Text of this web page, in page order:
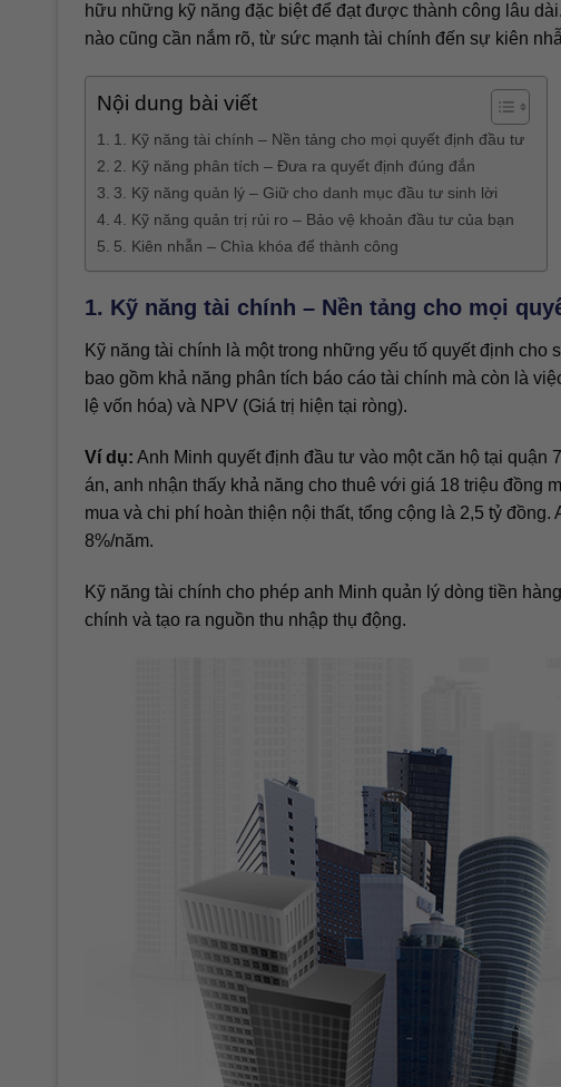
hữu những kỹ năng đặc biệt để đạt được thành công lâu
nào cũng cần nắm rõ, từ sức mạnh tài chính đến sự kiên
Nội dung bài viết
1. Kỹ năng tài chính – Nền tảng cho mọi quyết định đầu tư
2. Kỹ năng phân tích – Đưa ra quyết định đúng đắn
3. Kỹ năng quản lý – Giữ cho danh mục đầu tư sinh lời
4. Kỹ năng quản trị rủi ro – Bảo vệ khoản đầu tư của bạn
5. Kiên nhẫn – Chìa khóa để thành công
1. Kỹ năng tài chính – Nền tảng cho mọi
Kỹ năng tài chính là một trong những yếu tố quyết định
bao gồm khả năng phân tích báo cáo tài chính mà còn là
lệ vốn hóa) và NPV (Giá trị hiện tại ròng).
Ví dụ: Anh Minh quyết định đầu tư vào một căn hộ tại
án, anh nhận thấy khả năng cho thuê với giá 18 triệu đồng
mua và chi phí hoàn thiện nội thất, tổng cộng là 2,5 tỷ
8%/năm.
Kỹ năng tài chính cho phép anh Minh quản lý dòng tiền
chính và tạo ra nguồn thu nhập thụ động.